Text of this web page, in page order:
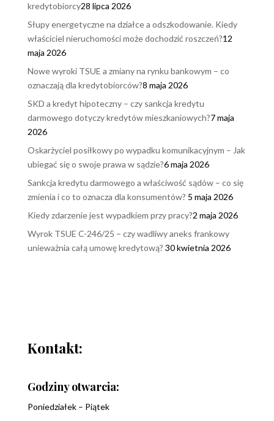
kredytobiorcy28 lipca 2026
Słupy energetyczne na działce a odszkodowanie. Kiedy
właściciel nieruchomości może dochodzić roszczeń?12
maja 2026
Nowe wyroki TSUE a zmiany na rynku bankowym – co
oznaczają dla kredytobiorców?8 maja 2026
SKD a kredyt hipoteczny – czy sankcja kredytu
darmowego dotyczy kredytów mieszkaniowych?7 maja
2026
Oskarżyciel posiłkowy po wypadku komunikacyjnym – Jak
ubiegać się o swoje prawa w sądzie?6 maja 2026
Sankcja kredytu darmowego a właściwość sądów – co się
zmienia i co to oznacza dla konsumentów? 5 maja 2026
Kiedy zdarzenie jest wypadkiem przy pracy?2 maja 2026
Wyrok TSUE C-246/25 – czy wadliwy aneks frankowy
unieważnia całą umowę kredytową? 30 kwietnia 2026
Kontakt:
Godziny otwarcia:
Poniedziałek – Piątek